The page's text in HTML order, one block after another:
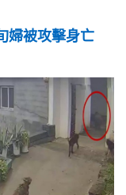
婦被攻擊身亡